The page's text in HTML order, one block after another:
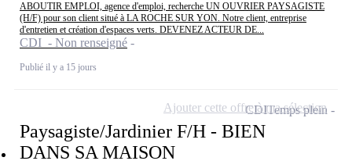
ABOUTIR EMPLOI, agence d'emploi, recherche UN OUVRIER PAYSAGISTE
(H/F) pour son client situé à LA ROCHE SUR YON. Notre client, entreprise
d'entretien et création d'espaces verts. DEVENEZ ACTEUR DE...
CDI - Non renseigné
Publié il y a 15 jours
Paysagiste/Jardinier F/H - BIEN
DANS SA MAISON
CDITemps plein
Ajouter cette offre à ma sélection